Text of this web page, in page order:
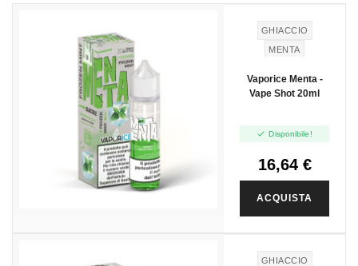
GHIACCIO
MENTA
Vaporice Menta -
Vape Shot 20ml
 Disponibile!
16,64 €
ACQUISTA
GHIACCIO